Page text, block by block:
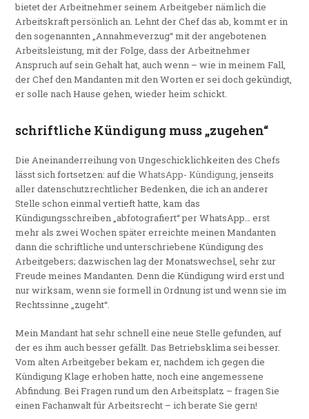
bietet der Arbeitnehmer seinem Arbeitgeber nämlich die
Arbeitskraft persönlich an. Lehnt der Chef das ab, kommt er in
den sogenannten „Annahmeverzug“ mit der angebotenen
Arbeitsleistung, mit der Folge, dass der Arbeitnehmer
Anspruch auf sein Gehalt hat, auch wenn – wie in meinem Fall,
der Chef den Mandanten mit den Worten er sei doch gekündigt,
er solle nach Hause gehen, wieder heim schickt.
schriftliche Kündigung muss „zugehen“
Die Aneinanderreihung von Ungeschicklichkeiten des Chefs
lässt sich fortsetzen: auf dieWhatsApp- Kündigung, jenseits
aller datenschutzrechtlicher Bedenken, die ich an anderer
Stelle schon einmal vertieft hatte, kam das
Kündigungsschreiben „abfotografiert“ per WhatsApp… erst
mehr als zwei Wochen später erreichte meinen Mandanten
dann die schriftliche und unterschriebene Kündigung des
Arbeitgebers; dazwischen lag der Monatswechsel, sehr zur
Freude meines Mandanten. Denn die Kündigung wird erst und
nur wirksam, wenn sie formell in Ordnung ist und wenn sie im
Rechtssinne „zugeht“.
Mein Mandant hat sehr schnell eine neue Stelle gefunden, auf
der es ihm auch besser gefällt. Das Betriebsklima sei besser.
Vom alten Arbeitgeber bekam er, nachdem ich gegen die
Kündigung Klage erhoben hatte, noch eine angemessene
Abfindung. Bei Fragen rund um den Arbeitsplatz – fragen Sie
einen Fachanwalt für Arbeitsrecht – ich berate Sie gern!